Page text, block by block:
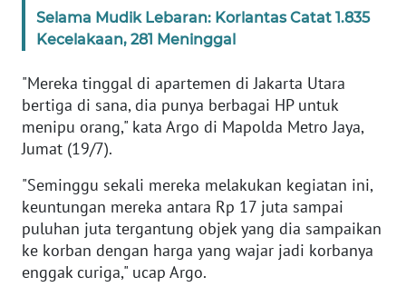
Selama Mudik Lebaran: Korlantas Catat 1.835
Kecelakaan, 281 Meninggal
"Mereka tinggal di apartemen di Jakarta Utara
bertiga di sana, dia punya berbagai HP untuk
menipu orang," kata Argo di Mapolda Metro Jaya,
Jumat (19/7).
"Seminggu sekali mereka melakukan kegiatan ini,
keuntungan mereka antara Rp 17 juta sampai
puluhan juta tergantung objek yang dia sampaikan
ke korban dengan harga yang wajar jadi korbanya
enggak curiga," ucap Argo.
KAMI
IKLAN
TENTANG
KAMI
PEDOMAN
MEDIA
SIBER
REDAKSI